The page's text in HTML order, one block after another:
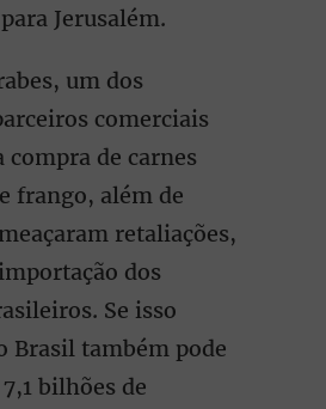
Jerusalém.
um dos
comerciais
compra de carnes
frango, além de
retaliações,
dos
Se isso
Brasil também pode
bilhões de